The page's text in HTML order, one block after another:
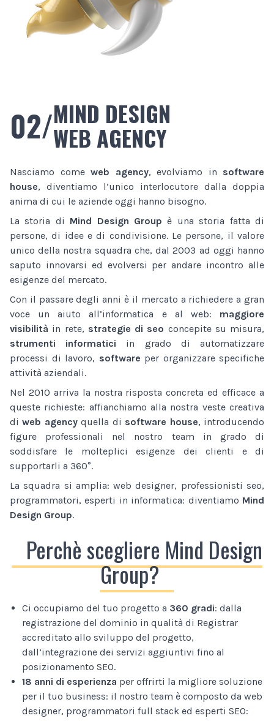
02/MIND DESIGN
WEB AGENCY
Nasciamo come web agency, evolviamo in software
house, diventiamo l’unico interlocutore dalla doppia
anima di cui le aziende oggi hanno bisogno.
La storia di Mind Design Group è una storia fatta di
persone, di idee e di condivisione. Le persone, il valore
unico della nostra squadra che, dal 2003 ad oggi hanno
saputo innovarsi ed evolversi per andare incontro alle
esigenze del mercato.
Con il passare degli anni è il mercato a richiedere a gran
voce un aiuto all’informatica e al web: maggiore
visibilità in rete, strategie di seo concepite su misura,
strumenti informatici in grado di automatizzare
processi di lavoro, software per organizzare specifiche
attività aziendali.
Nel 2010 arriva la nostra risposta concreta ed efficace a
queste richieste: affianchiamo alla nostra veste creativa
diweb agencyquella di software house, introducendo
figure professionali nel nostro team in grado di
soddisfare le molteplici esigenze dei clienti e di
supportarli a 360°.
La squadra si amplia: web designer, professionisti seo,
programmatori, esperti in informatica: diventiamo Mind
Design Group.
Perchè scegliere Mind Design
Group?
Ci occupiamo del tuo progetto a 360 gradi: dalla
registrazione del dominio in qualità di Registrar
accreditato allo sviluppo del progetto,
dall’integrazione dei servizi aggiuntivi fino al
posizionamento SEO.
18 anni di esperienza per offrirti la migliore soluzione
per il tuo business: il nostro team è composto da web
designer, programmatori full stack ed esperti SEO: